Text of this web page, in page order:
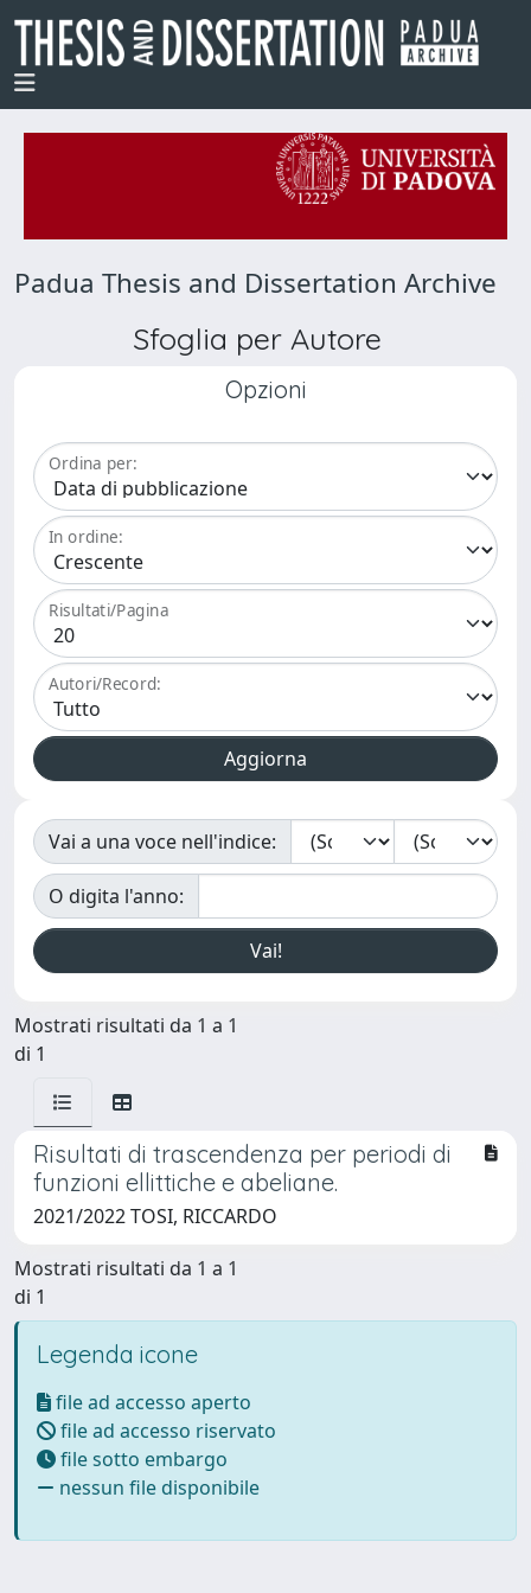
Padua Thesis and Dissertation Archive
Sfoglia per Autore
Opzioni
Ordina per:
In ordine:
Risultati/Pagina
Autori/Record:
Vai a una voce nell'indice:
O digita l'anno:
Mostrati risultati da 1 a 1
di 1
Risultati di trascendenza per periodi di
funzioni ellittiche e abeliane.
2021/2022 TOSI, RICCARDO
Mostrati risultati da 1 a 1
di 1
Legenda icone
file ad accesso aperto
file ad accesso riservato
file sotto embargo
nessun file disponibile